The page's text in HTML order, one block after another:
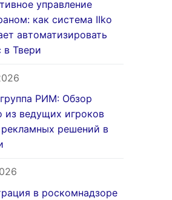
управление
как система IIko
автоматизировать
в Твери
РИМ: Обзор
из ведущих игроков
решений в
в роскомнадзоре